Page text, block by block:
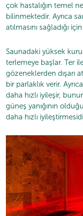
çok hastalığın temel
bilinmektedir. Ayrıca
atılmasını sağladığı
Saunadaki yüksek
terlemeye başlar. Ter
gözeneklerden dışarı
bir parlaklık verir.
daha hızlı iyileşir,
güneş yanığının
daha hızlı